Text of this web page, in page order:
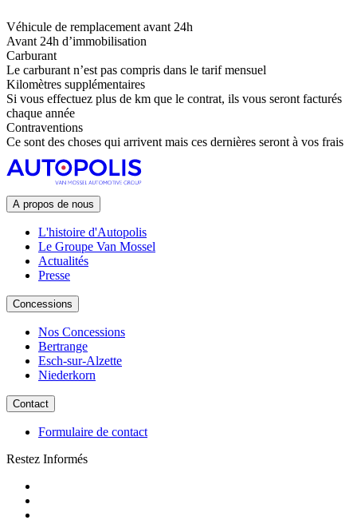
Véhicule de remplacement avant 24h
Avant 24h d’immobilisation
Carburant
Le carburant n’est pas compris dans le tarif mensuel
Kilomètres supplémentaires
Si vous effectuez plus de km que le contrat, ils vous seront facturés
chaque année
Contraventions
Ce sont des choses qui arrivent mais ces dernières seront à vos frais
A propos de nous
L'histoire d'Autopolis
Le Groupe Van Mossel
Actualités
Presse
Concessions
Nos Concessions
Bertrange
Esch-sur-Alzette
Niederkorn
Contact
Formulaire de contact
Restez Informés